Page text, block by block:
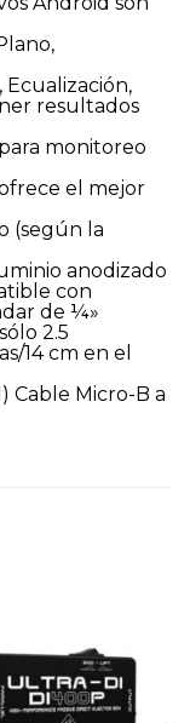
resultados
monitoreo
el mejor
(según la
anodizado
con
de ¼»
2.5
14 cm en el
Cable Micro-B a